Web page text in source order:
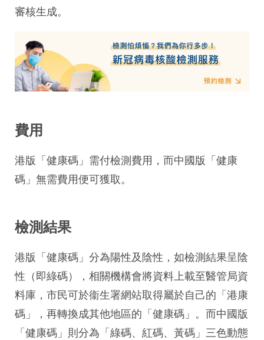
審核生成。
費用
港版「健康碼」需付檢測費用，而中國版「健康
碼」無需費用便可獲取。
檢測結果
港版「健康碼」分為陽性及陰性，如檢測結果呈陰
性（即綠碼），相關機構會將資料上載至醫管局資
料庫，市民可於衞生署網站取得屬於自己的「港康
碼」，再轉換成其他地區的「健康碼」。而中國版
「健康碼」則分為「綠碼、紅碼、黃碼」三色動態